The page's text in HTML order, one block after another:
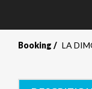
Booking LA